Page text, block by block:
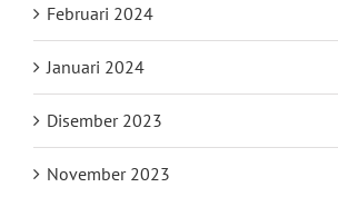
Februari 2024
Januari 2024
Disember 2023
November 2023